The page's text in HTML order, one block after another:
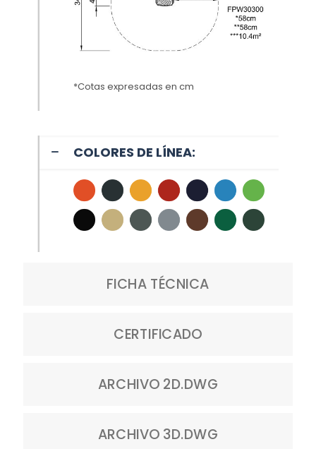
*Cotas expresadas en cm
COLORES DE LÍNEA:
FICHA TÉCNICA
CERTIFICADO
ARCHIVO 2D.DWG
ARCHIVO 3D.DWG